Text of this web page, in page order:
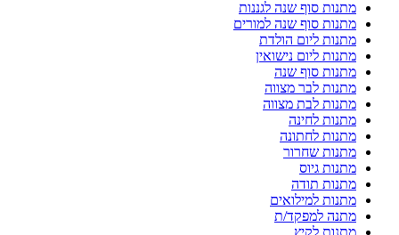
מתנות סוף שנה לגננות
מתנות סוף שנה למורים
מתנות ליום הולדת
מתנות ליום נישואין
מתנות סוף שנה
מתנות לבר מצווה
מתנות לבת מצווה
מתנות לחינה
מתנות לחתונה
מתנות שחרור
מתנות גיוס
מתנות תודה
מתנות למילואים
מתנה למפקד/ת
מתנות לקיץ